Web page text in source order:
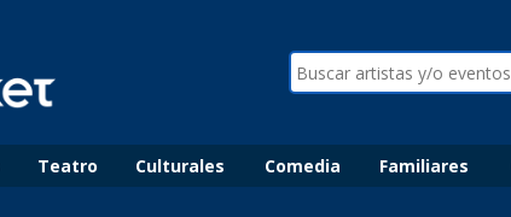
Teatro Culturales Comedia Familiares